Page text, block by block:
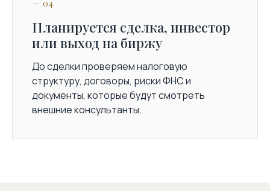
— 04
Планируется сделка, инвестор
или выход на биржу
До сделки проверяем налоговую
структуру, договоры, риски ФНС и
документы, которые будут смотреть
внешние консультанты.